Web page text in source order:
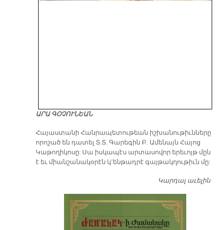
ԱՐԱ ԳՕՉՈՒՆԵԱՆ
​Հայաստանի Հանրապետութեան իշխանութիւնները
որոշած են դատել Տ.Տ. Գարեգին Բ. Ամենայն Հայոց
Կաթողիկոսը: Սա իսկապէս արտասովոր երեւոյթ մըն
է եւ միանշանակօրէն կ՚ենթադրէ գայթակղութիւն մը:
Կարդալ աւելին